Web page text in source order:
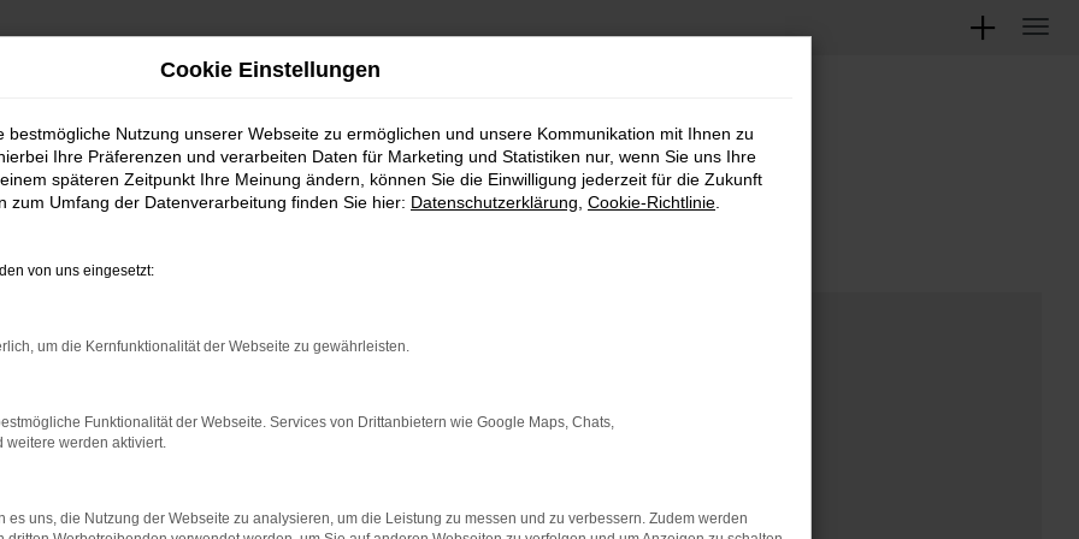
Cookie Einstellungen
bestmögliche Nutzung unserer Webseite zu ermöglichen und unsere Kommunikation mit Ihnen zu
Ihre Präferenzen und verarbeiten Daten für Marketing und Statistiken nur, wenn Sie uns Ihre
späteren Zeitpunkt Ihre Meinung ändern, können Sie die Einwilligung jederzeit für die Zukunft
zum Umfang der Datenverarbeitung finden Sie hier: Datenschutzerklärung Cookie-Richtlinie
von uns eingesetzt:
um die Kernfunktionalität der Webseite zu gewährleisten.
Funktionalität der Webseite. Services von Drittanbietern wie Google Maps, Chats,
weitere werden aktiviert.
es uns, die Nutzung der Webseite zu analysieren, um die Leistung zu messen und zu verbessern. Zudem werden